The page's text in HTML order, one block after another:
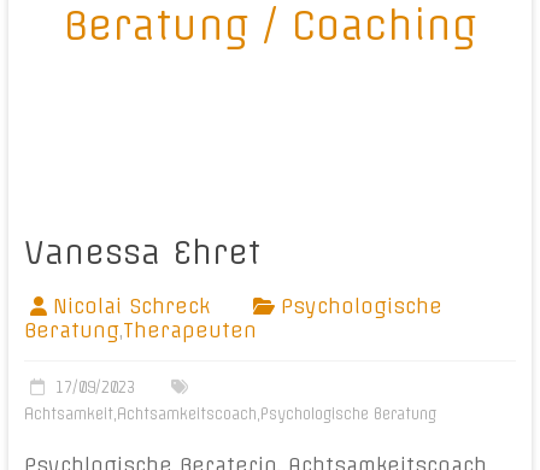
Beratung / Coaching
Vanessa Ehret
Nicolai Schreck
Psychologische
Beratung,Therapeuten
17/09/2023
Achtsamkeit,Achtsamkeitscoach,Psychologische Beratung
Psychlogische Beraterin, Achtsamkeitscoach